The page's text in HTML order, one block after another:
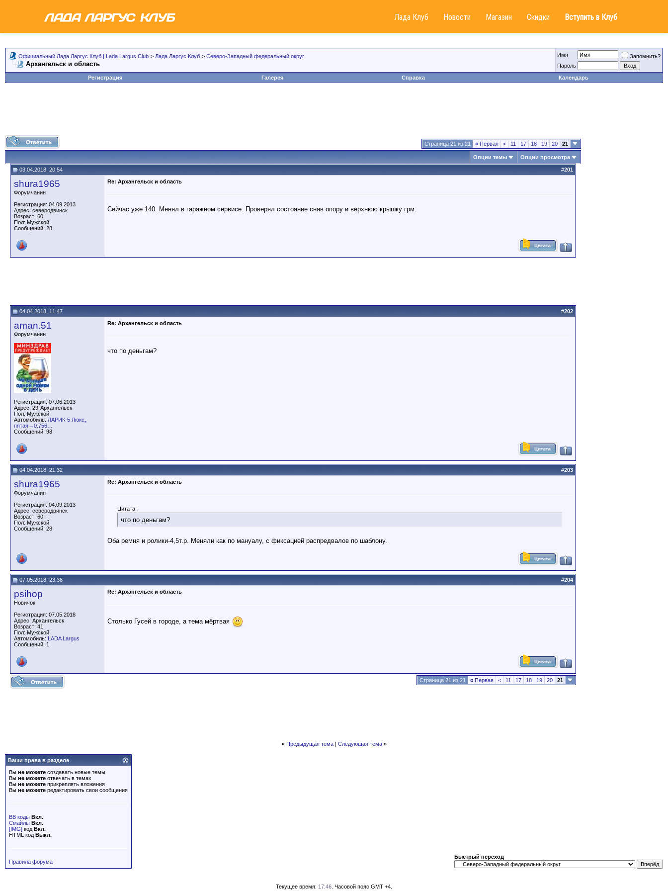
Лада Клуб Новости Магазин Скидки Вступить в Клуб
Официальный Лада Ларгус Клуб | Lada Largus Club > Лада Ларгус Клуб > Северо-Западный федеральный округ
Архангельск и область
Имя
Запомнить?
Пароль
Регистрация
Галерея Справка Календарь
Страница 21 из 21 « Первая < 11 17 18 19 20 21
Опции темы Опции просмотра
03.04.2018, 20:54 #201
shura1965
Форумчанин
Регистрация: 04.09.2013
Адрес: северодвинск
Возраст: 60
Пол: Мужской
Сообщений: 28
Re: Архангельск и область
Сейчас уже 140. Менял в гаражном сервисе. Проверял состояние сняв опору и верхнюю крышку грм.
04.04.2018, 11:47 #202
aman.51
Форумчанин
Регистрация: 07.06.2013
Адрес: 29-Архангельск
Пол: Мужской
Автомобиль: ЛАРИК-5 Люкс„
пятая→0.756…
Сообщений: 98
Re: Архангельск и область
что по деньгам?
04.04.2018, 21:32 #203
shura1965
Форумчанин
Регистрация: 04.09.2013
Адрес: северодвинск
Возраст: 60
Пол: Мужской
Сообщений: 28
Re: Архангельск и область
Цитата:
что по деньгам?
Оба ремня и ролики-4,5т.р. Меняли как по мануалу, с фиксацией распредвалов по шаблону.
07.05.2018, 23:36 #204
psihop
Новичок
Регистрация: 07.05.2018
Адрес: Архангельск
Возраст: 41
Пол: Мужской
Автомобиль: LADA Largus
Сообщений: 1
Re: Архангельск и область
Столько Гусей в городе, а тема мёртвая
Страница 21 из 21 « Первая < 11 17 18 19 20 21
« Предыдущая тема| Следующая тема »
Ваши права в разделе
Вы не можете создавать новые темы
Вы не можете отвечать в темах
Вы не можете прикреплять вложения
Вы не можете редактировать свои сообщения
BB коды Вкл.
Смайлы Вкл.
[IMG] код Вкл.
HTML код Выкл.
Правила форума
Быстрый переход
Текущее время: 17:46 . Часовой пояс GMT +4.